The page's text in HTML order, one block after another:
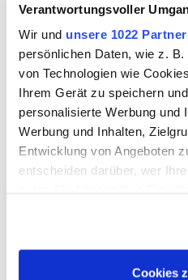
Verantwortungsvoller
Wir und unsere 1022 Partner
persönlichen Daten, wie z.
von Technologien wie
Ihrem Gerät zu speichern
personalisierte Werbung und
Werbung und Inhalten,
Entwicklung von Angeboten
entscheiden darüber, wer
Trigger Symbol ändern oder
Wenn Sie es erlauben,Cookies
Genießen Sie auf den